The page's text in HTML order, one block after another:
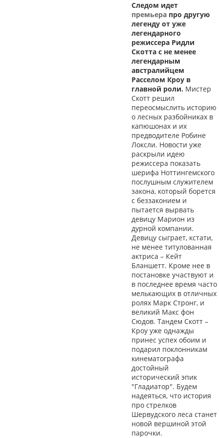
Следом идет
премьера про другую
легенду от уже
легендарного
режиссера Ридли
Скотта с не менее
легендарным
австралийцем
Расселом Кроу в
главной роли. Мистер
Скотт решил
переосмыслить историю
о лесных разбойниках в
капюшонах и их
предводителе Робине
Локсли. Новости уже
раскрыли идею
режиссера показать
шерифа Ноттингемского
послушным служителем
закона, который борется
с беззаконием и
пытается вырвать
девицу Марион из
дурной компании.
Девицу сыграет, кстати,
не менее титулованная
актриса – Кейт
Бланшетт. Кроме нее в
постановке участвуют и
в последнее время часто
мелькающих в отличных
ролях Марк Стронг, и
великий Макс фон
Сюдов. Тандем Скотт –
Кроу уже однажды
принес успех обоим и
подарил поклонникам
кинематографа
достойный
исторический эпик
"Гладиатор". Будем
надеяться, что история
про стрелков
Шервудского леса станет
новой вершиной этой
парочки.